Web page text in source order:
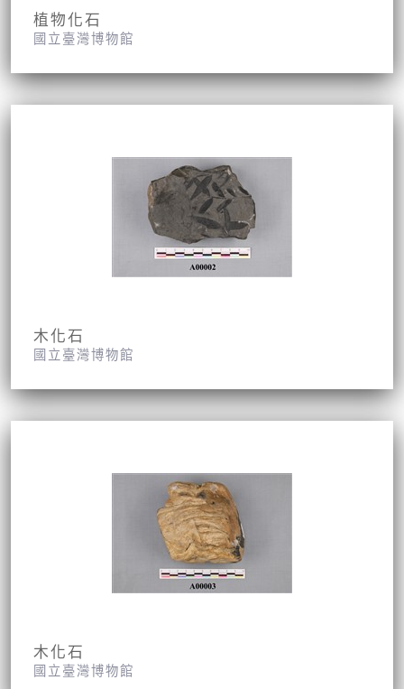
植物化石
國立臺灣博物館
木化石
國立臺灣博物館
木化石
國立臺灣博物館